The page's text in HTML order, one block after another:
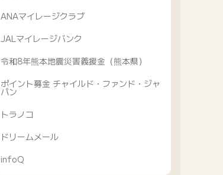
ANAマイレージクラブ
JALマイレージバンク
令和8年熊本地震災害義援金（熊本県）
ポイント募金 チャイルド・ファンド・ジャ
パン
トラノコ
ドリームメール
infoQ